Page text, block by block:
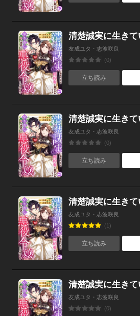
友成ユタ・志波咲良
(0)
立ち読み
友成ユタ・志波咲良
(0)
立ち読み
友成ユタ・志波咲良
(1)
立ち読み
友成ユタ・志波咲良
(0)